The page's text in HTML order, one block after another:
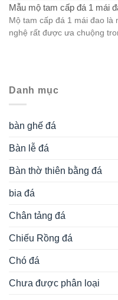
Mẫu mộ tam cấp đá 1 mái
Mộ tam cấp đá 1 mái đao là
nghệ rất được ưa chuộng
Danh mục
bàn ghế đá
Bàn lễ đá
Bàn thờ thiên bằng đá
bia đá
Chân tảng đá
Chiếu Rồng đá
Chó đá
Chưa được phân loại